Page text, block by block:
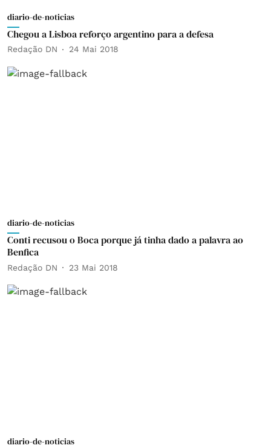
diario-de-noticias
Chegou a Lisboa reforço argentino para a defesa
Redação DN 24 Mai 2018
diario-de-noticias
Conti recusou o Boca porque já tinha dado a palavra ao
Benfica
Redação DN 23 Mai 2018
diario-de-noticias